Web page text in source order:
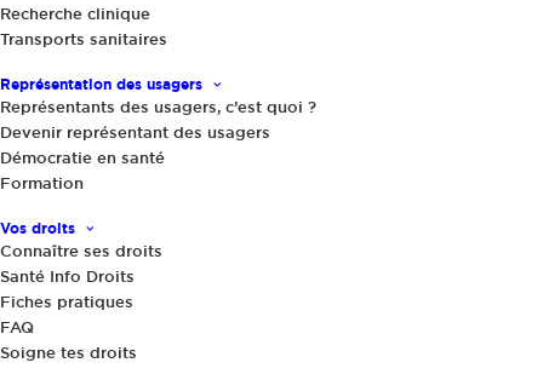
Recherche clinique
Transports sanitaires
Représentation des usagers
Représentants des usagers, c’est quoi ?
Devenir représentant des usagers
Démocratie en santé
Formation
Vos droits
Connaître ses droits
Santé Info Droits
Fiches pratiques
FAQ
Soigne tes droits
L’IA en santé : un flyer et une FAQ
pour donner aux usagers des repères
fiables
Partager